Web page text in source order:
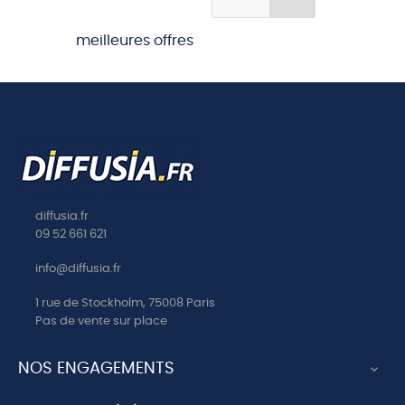
meilleures offres
diffusia.fr
09 52 661 621
info@diffusia.fr
1 rue de Stockholm, 75008 Paris
Pas de vente sur place
NOS ENGAGEMENTS 